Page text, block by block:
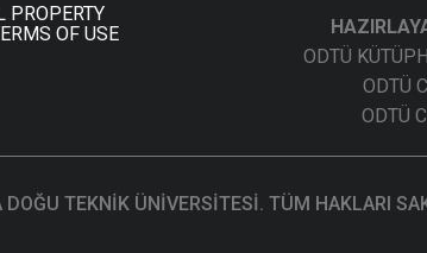
PROPERTY
OF USE
ODTÜ
ODTÜ
ODTÜ
DOĞU TEKNİK ÜNİVERSİTESİ. TÜM HAKLARI